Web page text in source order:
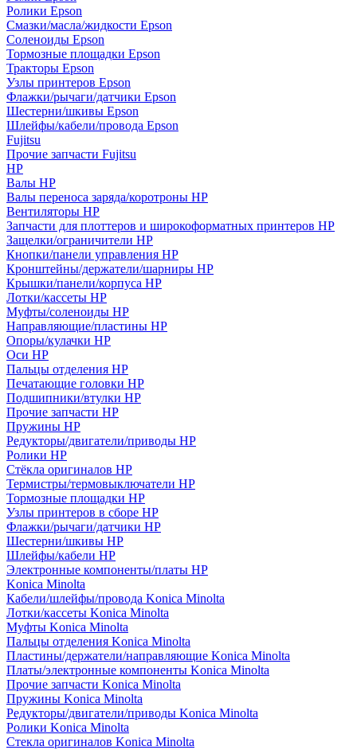
Ролики Epson
Смазки/масла/жидкости Epson
Соленоиды Epson
Тормозные площадки Epson
Тракторы Epson
Узлы принтеров Epson
Флажки/рычаги/датчики Epson
Шестерни/шкивы Epson
Шлейфы/кабели/провода Epson
Fujitsu
Прочие запчасти Fujitsu
HP
Валы HP
Валы переноса заряда/коротроны HP
Вентиляторы HP
Запчасти для плоттеров и широкоформатных принтеров HP
Защелки/ограничители HP
Кнопки/панели управления HP
Кронштейны/держатели/шарниры HP
Крышки/панели/корпуса HP
Лотки/кассеты HP
Муфты/соленоиды HP
Направляющие/пластины HP
Опоры/кулачки HP
Оси HP
Пальцы отделения HP
Печатающие головки HP
Подшипники/втулки HP
Прочие запчасти HP
Пружины HP
Редукторы/двигатели/приводы HP
Ролики HP
Стёкла оригиналов HP
Термистры/термовыключатели HP
Тормозные площадки HP
Узлы принтеров в сборе HP
Флажки/рычаги/датчики HP
Шестерни/шкивы HP
Шлейфы/кабели HP
Электронные компоненты/платы HP
Konica Minolta
Кабели/шлейфы/провода Konica Minolta
Лотки/кассеты Konica Minolta
Муфты Konica Minolta
Пальцы отделения Konica Minolta
Пластины/держатели/направляющие Konica Minolta
Платы/электронные компоненты Konica Minolta
Прочие запчасти Konica Minolta
Пружины Konica Minolta
Редукторы/двигатели/приводы Konica Minolta
Ролики Konica Minolta
Стекла оригиналов Konica Minolta